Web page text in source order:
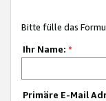
Bitte fülle das
Ihr Name: *
Primäre E-Mail